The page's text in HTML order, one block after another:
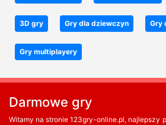
3D gry Gry dla dziewczyn Gry
Gry multiplayery
Darmowe gry
Witamy na stronie 123gry-online.pl, najlepszy